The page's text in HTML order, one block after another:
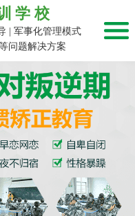
学校
| 军事化管理模式
问题解决方案